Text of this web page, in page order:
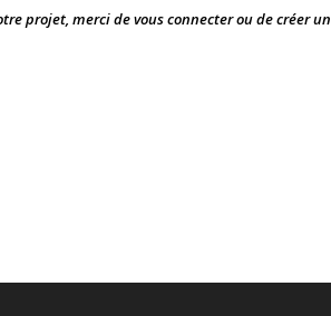
projet, merci de vous connecter ou de créer un